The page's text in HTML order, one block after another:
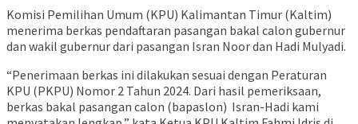
Komisi Pemilihan Umum (KPU) Kalimantan Timur (Kaltim)
menerima berkas pendaftaran pasangan bakal calon gubernur
dan wakil gubernur dari pasangan Isran Noor dan Hadi Mulyadi.
“Penerimaan berkas ini dilakukan sesuai dengan Peraturan
KPU (PKPU) Nomor 2 Tahun 2024. Dari hasil pemeriksaan,
berkas bakal pasangan calon (bapaslon) Isran-Hadi kami